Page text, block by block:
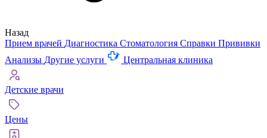
Назад
Прием врачей Диагностика Стоматология Справки Прививки
Анализы Другие услуги Центральная клиника
Детские врачи
Цены